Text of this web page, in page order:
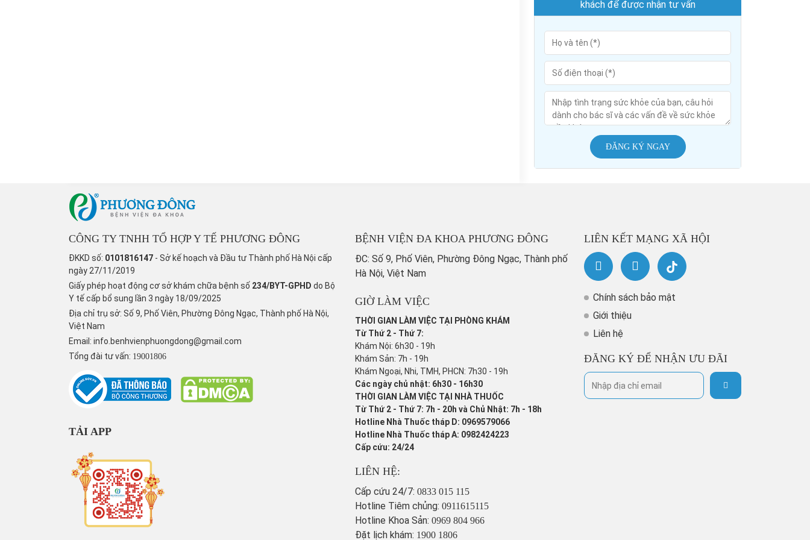
khách để được nhận tư vấn
ĐĂNG KÝ NGAY
CÔNG TY TNHH TỔ HỢP Y TẾ PHƯƠNG ĐÔNG
ĐKKD số: 0101816147 - Sở kế hoạch và Đầu tư Thành phố Hà Nội cấp
ngày 27/11/2019
Giấy phép hoạt động cơ sở khám chữa bệnh số 234/BYT-GPHD do Bộ
Y tế cấp bổ sung lần 3 ngày 18/09/2025
Địa chỉ trụ sở: Số 9, Phố Viên, Phường Đông Ngạc, Thành phố Hà Nội,
Việt Nam
Email: info.benhvienphuongdong@gmail.com
Tổng đài tư vấn: 19001806
TẢI APP
BỆNH VIỆN ĐA KHOA PHƯƠNG ĐÔNG
ĐC: Số 9, Phố Viên, Phường Đông Ngạc, Thành phố
Hà Nội, Việt Nam
GIỜ LÀM VIỆC
THỜI GIAN LÀM VIỆC TẠI PHÒNG KHÁM
Từ Thứ 2 - Thứ 7:
Khám Nội: 6h30 - 19h
Khám Sản: 7h - 19h
Khám Ngoại, Nhi, TMH, PHCN: 7h30 - 19h
Các ngày chủ nhật: 6h30 - 16h30
THỜI GIAN LÀM VIỆC TẠI NHÀ THUỐC
Từ Thứ 2 - Thứ 7: 7h - 20h và Chủ Nhật: 7h - 18h
Hotline Nhà Thuốc tháp D: 0969579066
Hotline Nhà Thuốc tháp A: 0982424223
Cấp cứu: 24/24
LIÊN HỆ:
Cấp cứu 24/7: 0833 015 115
Hotline Tiêm chủng: 0911615115
Hotline Khoa Sản: 0969 804 966
Đặt lịch khám: 1900 1806
LIÊN KẾT MẠNG XÃ HỘI
Chính sách bảo mật
Giới thiệu
Liên hệ
ĐĂNG KÝ ĐỂ NHẬN ƯU ĐÃI